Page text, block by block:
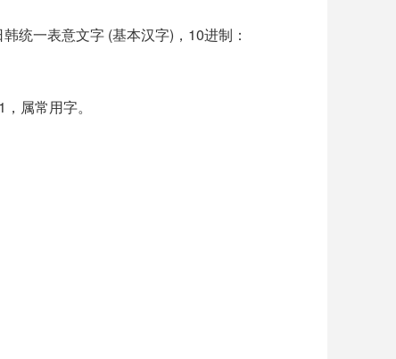
统一表意文字 (基本汉字)，10进制：
属常用字。